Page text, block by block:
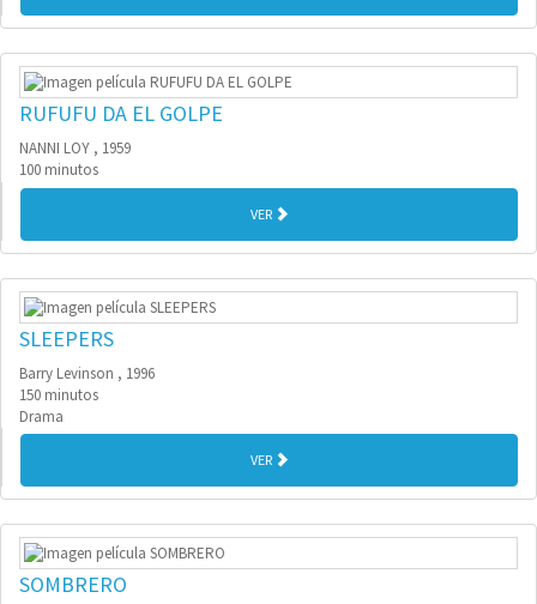
RUFUFU DA EL GOLPE
NANNI LOY , 1959
100 minutos
VER
SLEEPERS
Barry Levinson , 1996
150 minutos
Drama
VER
SOMBRERO